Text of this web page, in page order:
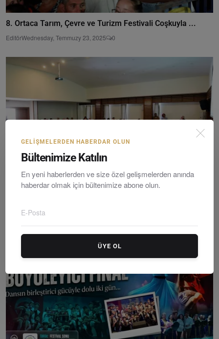
8. Ortaca Tarım, Çevre ve Turizm Festivali Coşkuyla ...
EditörWednesday, Temmuzy 23, 2025 0
Thursday, Ocakuary 30, 2025
GELIŞMELERDEN HABERDAR OLUN
Bültenimize Katılın
En yeni haberlerden ve size özel gelişmelerden anında
haberdar olmak için bültenimize abone olun.
ÜYE OL